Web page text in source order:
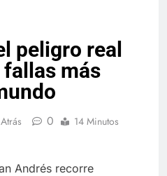
peligro real
fallas más
0 14 Minutos
Andrés recorre